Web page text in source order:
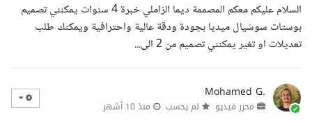
السلام عليكم معكم المصممة ديما الزاملي خبرة 4 سنوات يمكنني تصميم
بوستات سوشيال ميديا بجودة ودقة عالية واحترافية ويمكنك طلب
تعديلات او تغير يمكنني تصميم من 2 الى...
Mohamed G.
محرر فيديو لم يحسب منذ 10 أشهر